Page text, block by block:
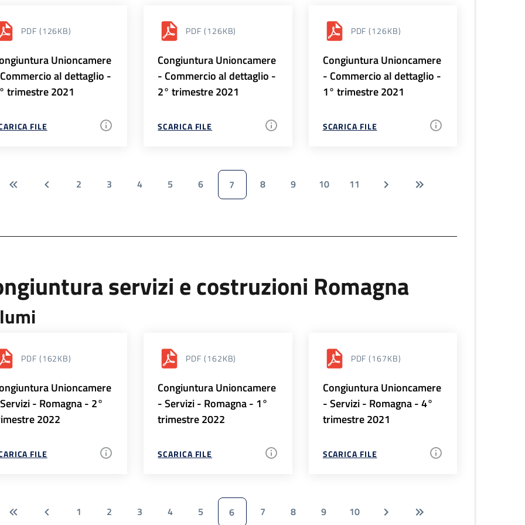
PDF (126KB)
Unioncamere
al dettaglio -
trimestre 2021
FILE
PDF (126KB)
Congiuntura Unioncamere
- Commercio al dettaglio -
2° trimestre 2021
SCARICA FILE
PDF (126KB)
Congiuntura Unioncamere
- Commercio al dettaglio -
1° trimestre 2021
SCARICA FILE
2 3 4 5 6 7 8 9 10 11
servizi e costruzioni Romagna
PDF (162KB)
Unioncamere
- Romagna - 2°
2022
FILE
PDF (162KB)
Congiuntura Unioncamere
- Servizi - Romagna - 1°
trimestre 2022
SCARICA FILE
PDF (167KB)
Congiuntura Unioncamere
- Servizi - Romagna - 4°
trimestre 2021
SCARICA FILE
1 2 3 4 5 6 7 8 9 10